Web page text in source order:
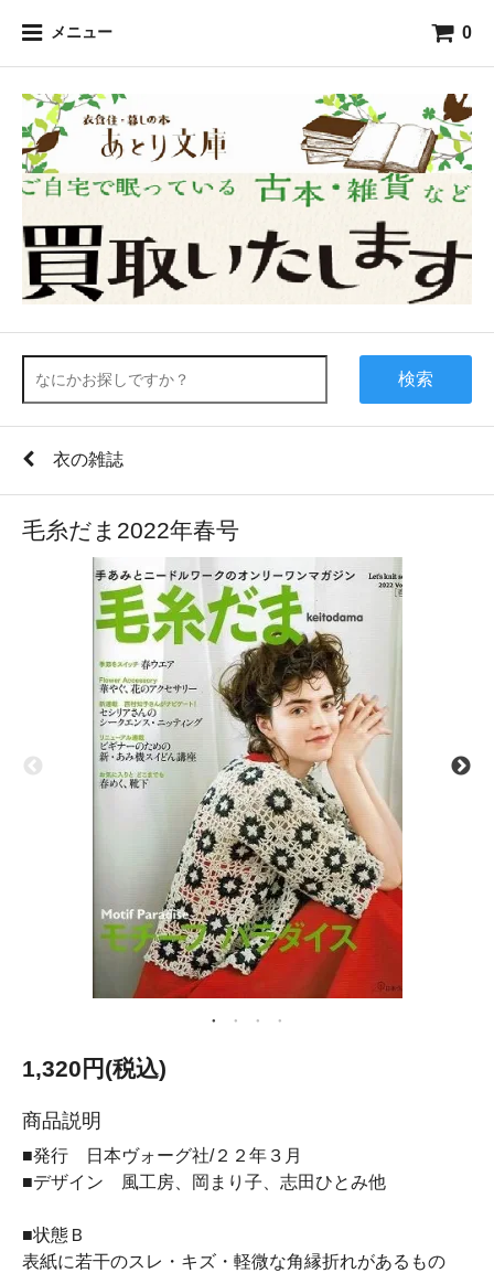
メニュー 0
検索
衣の雑誌
毛糸だま2022年春号
1,320円(税込)
商品説明
■発行 日本ヴォーグ社/２２年３月
■デザイン 風工房、岡まり子、志田ひとみ他
■状態Ｂ
表紙に若干のスレ・キズ・軽微な角縁折れがあるもの